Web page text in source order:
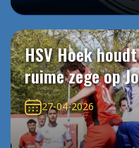
HSV Hoek
ruime zege op
27-04-2026